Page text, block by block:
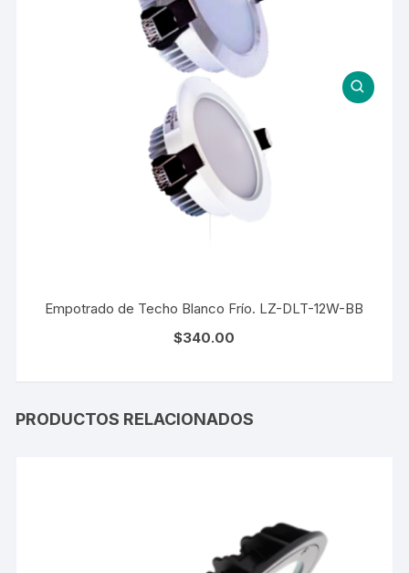
Empotrado de Techo Blanco Frío. LZ-DLT-12W-BB
$340.00
PRODUCTOS RELACIONADOS